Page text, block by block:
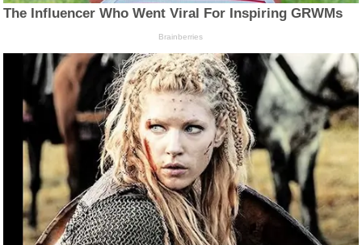
The Influencer Who Went Viral For Inspiring GRWMs
Brainberries